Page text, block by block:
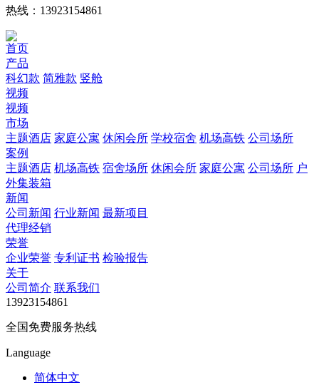
热线：13923154861
首页
产品
科幻款 简雅款 竖舱
视频
视频
市场
主题酒店 家庭公寓 休闲会所 学校宿舍 机场高铁 公司场所
案例
主题酒店 机场高铁 宿舍场所 休闲会所 家庭公寓 公司场所 户
外集装箱
新闻
公司新闻 行业新闻 最新项目
代理经销
荣誉
企业荣誉 专利证书 检验报告
关于
公司简介 联系我们
13923154861
全国免费服务热线
Language
简体中文